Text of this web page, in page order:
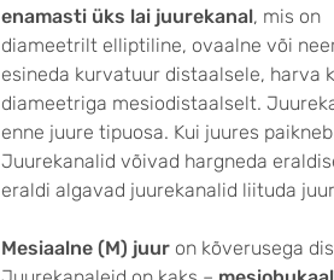
enamasti üks lai juurekanal, mis on
diameetrilt elliptiline, ovaalne või
esineda kurvatuur distaalsele, harva
diameetriga mesiodistaalselt.
enne juure tipuosa. Kui juures
Juurekanalid võivad hargneda
eraldi algavad juurekanalid liituda
Mesiaalne (M) juur on kõverusega